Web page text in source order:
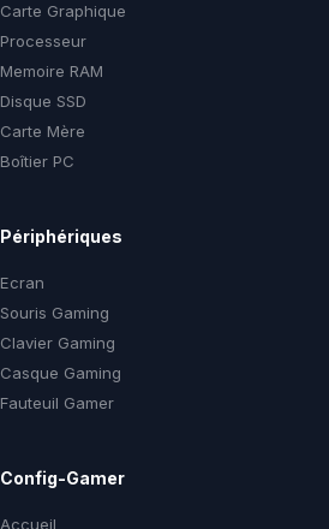
Carte Graphique
Processeur
Memoire RAM
Disque SSD
Carte Mère
Boîtier PC
Périphériques
Ecran
Souris Gaming
Clavier Gaming
Casque Gaming
Fauteuil Gamer
Config-Gamer
Accueil